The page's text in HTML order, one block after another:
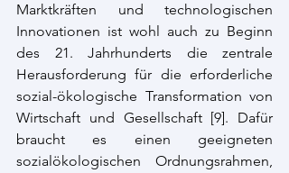
Marktkräften und technologischen
Innovationen ist wohl auch zu Beginn
des 21. Jahrhunderts die zentrale
Herausforderung für die erforderliche
sozial-ökologische Transformation von
Wirtschaft und Gesellschaft [9]. Dafür
braucht es einen geeigneten
sozialökologischen Ordnungsrahmen,